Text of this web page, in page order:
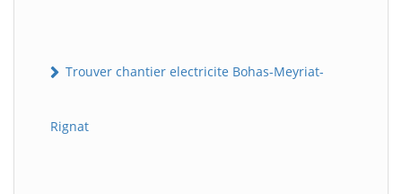
Trouver chantier electricite Bohas-Meyriat-
Rignat